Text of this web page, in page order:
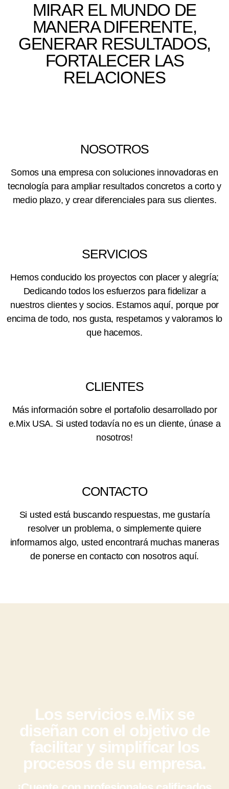
MIRAR EL MUNDO DE
MANERA DIFERENTE,
GENERAR RESULTADOS,
FORTALECER LAS
RELACIONES
NOSOTROS
Somos una empresa con soluciones innovadoras en
tecnología para ampliar resultados concretos a corto y
medio plazo, y crear diferenciales para sus clientes.
SERVICIOS
Hemos conducido los proyectos con placer y alegría;
Dedicando todos los esfuerzos para fidelizar a
nuestros clientes y socios. Estamos aquí, porque por
encima de todo, nos gusta, respetamos y valoramos lo
que hacemos.
CLIENTES
Más información sobre el portafolio desarrollado por
e.Mix USA. Si usted todavía no es un cliente, únase a
nosotros!
CONTACTO
Si usted está buscando respuestas, me gustaría
resolver un problema, o simplemente quiere
informarnos algo, usted encontrará muchas maneras
de ponerse en contacto con nosotros aquí.
Los servicios e.Mix se
diseñan con el objetivo de
facilitar y simplificar los
procesos de su empresa.